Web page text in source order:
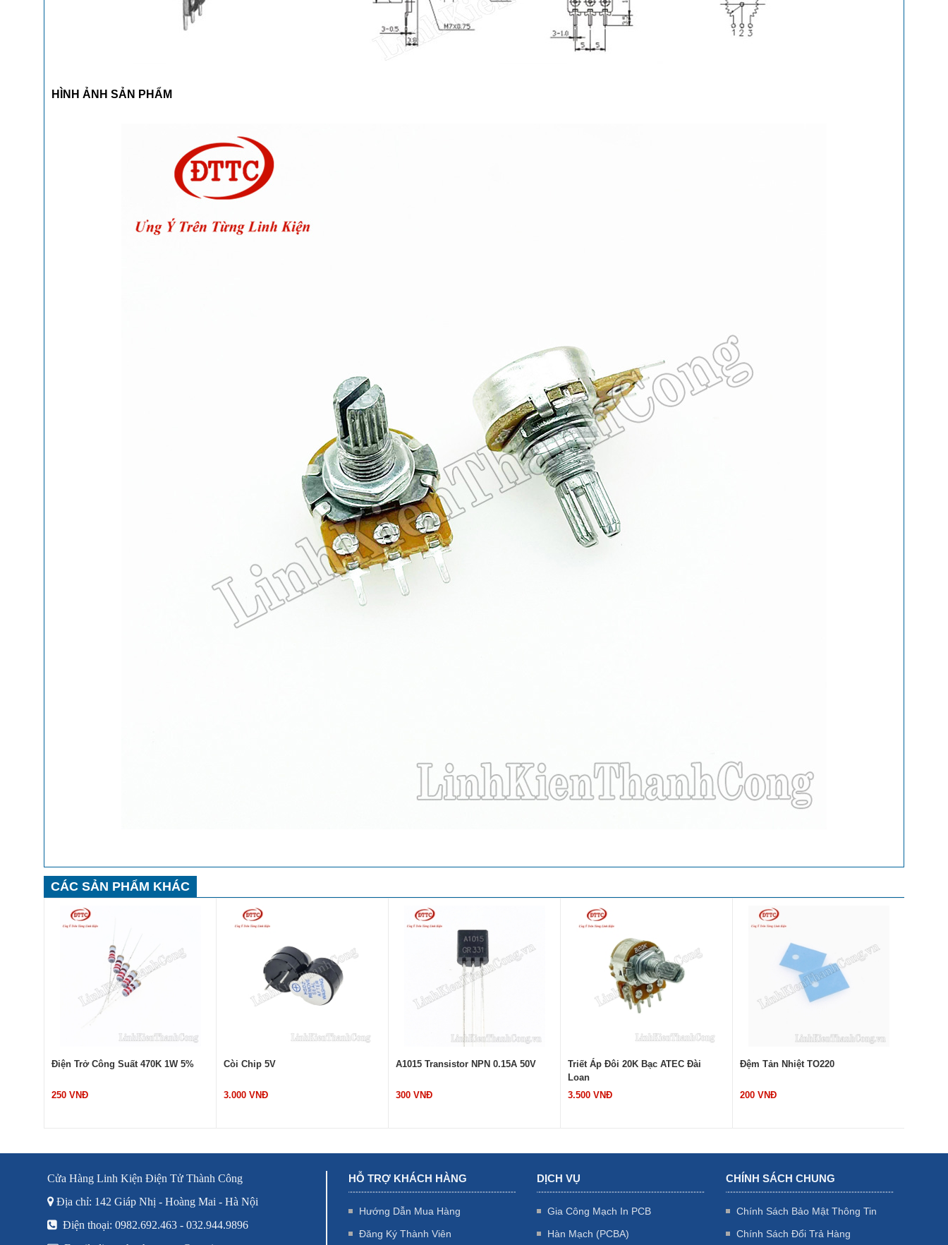
HÌNH ẢNH SẢN PHẨM
CÁC SẢN PHẨM KHÁC
Điện Trở Công Suất 470K 1W 5%
250 VNĐ
Còi Chip 5V
3.000 VNĐ
A1015 Transistor NPN 0.15A 50V
300 VNĐ
Triết Áp Đôi 20K Bạc ATEC Đài
Loan
3.500 VNĐ
Đệm Tản Nhiệt TO220
200 VNĐ
Cửa Hàng Linh Kiện Điện Tử Thành Công
Địa chỉ: 142 Giáp Nhị - Hoàng Mai - Hà Nội
Điện thoại: 0982.692.463 - 032.944.9896
HỖ TRỢ KHÁCH HÀNG
Hướng Dẫn Mua Hàng
Đăng Ký Thành Viên
DỊCH VỤ
Gia Công Mạch In PCB
Hàn Mạch (PCBA)
CHÍNH SÁCH CHUNG
Chính Sách Bảo Mật Thông Tin
Chính Sách Đổi Trả Hàng